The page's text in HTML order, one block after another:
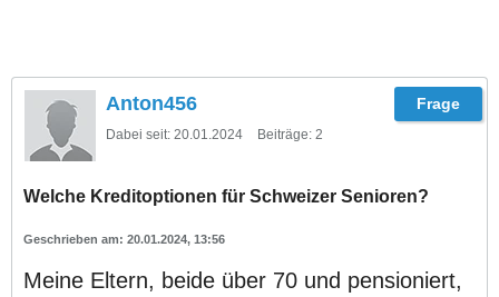
Anton456
Dabei seit: 20.01.2024 Beiträge: 2
Welche Kreditoptionen für Schweizer Senioren?
20.01.2024, 13:56
Meine Eltern, beide über 70 und pensioniert,